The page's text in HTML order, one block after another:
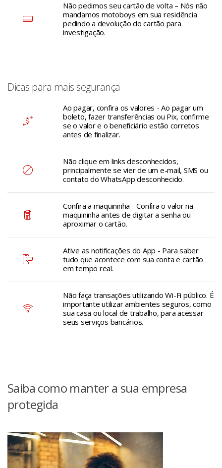
Não pedimos seu cartão de volta – Nós não
mandamos motoboys em sua residência
pedindo a devolução do cartão para
investigação.
Dicas para mais segurança
Ao pagar, confira os valores - Ao pagar um
boleto, fazer transferências ou Pix, confirme
se o valor e o beneficiário estão corretos
antes de finalizar.
Não clique em links desconhecidos,
principalmente se vier de um e-mail, SMS ou
contato do WhatsApp desconhecido.
Confira a maquininha - Confira o valor na
maquininha antes de digitar a senha ou
aproximar o cartão.
Ative as notificações do App - Para saber
tudo que acontece com sua conta e cartão
em tempo real.
Não faça transações utilizando Wi-Fi público. É
importante utilizar ambientes seguros, como
sua casa ou local de trabalho, para acessar
seus serviços bancários.
Saiba como manter a sua empresa
protegida